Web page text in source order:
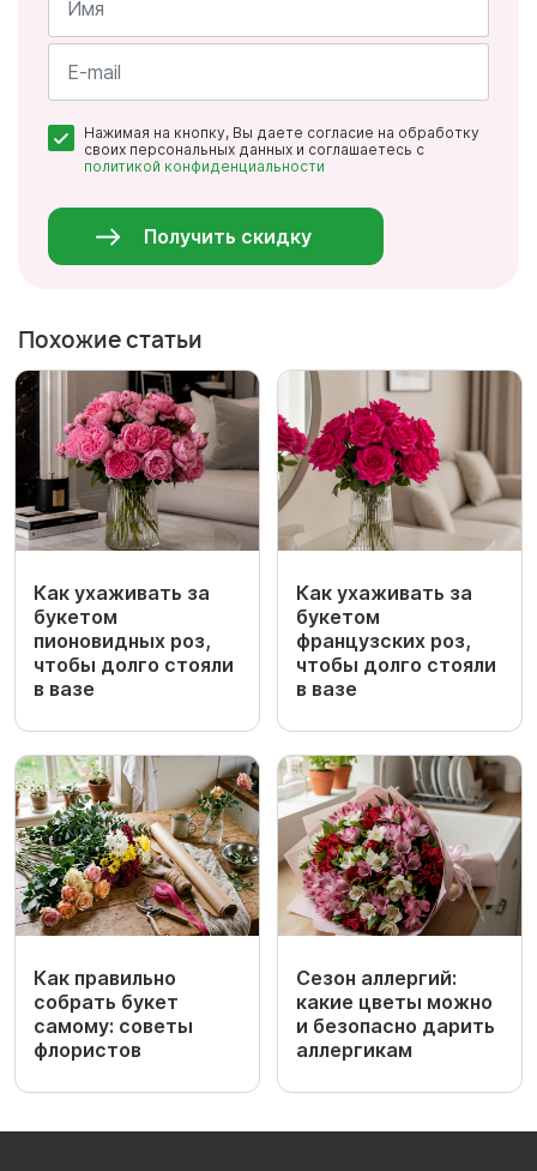
Имя
*
Нажимая на кнопку, Вы даете согласие на обработку
своих персональных данных и соглашаетесь с
политикой конфиденциальности
Получить скидку
Похожие статьи
Как ухаживать за
букетом
пионовидных роз,
чтобы долго стояли
в вазе
Как ухаживать за
букетом
французских роз,
чтобы долго стояли
в вазе
Как правильно
собрать букет
самому: советы
флористов
Сезон аллергий:
какие цветы можно
и безопасно дарить
аллергикам